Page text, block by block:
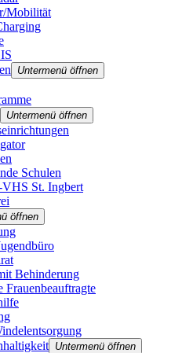
Mobilität
Untermenü öffnen
Untermenü öffnen
Schulen
VHS St. Ingbert
öffnen
Behinderung
Frauenbeauftragte
Untermenü öffnen